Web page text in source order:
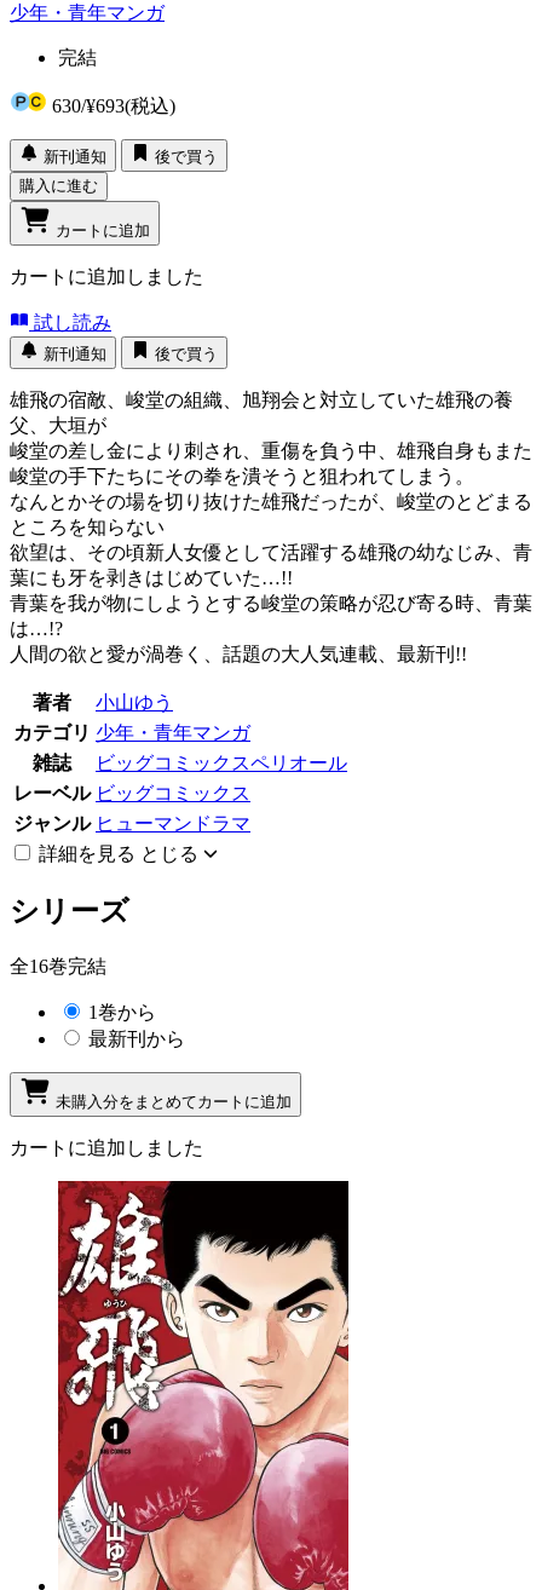
少年・青年マンガ
完結
630/¥693(税込)
新刊通知
後で買う
購入に進む
カートに追加
カートに追加しました
試し読み
新刊通知 後で買う
雄飛の宿敵、峻堂の組織、旭翔会と対立していた雄飛の養
父、大垣が
峻堂の差し金により刺され、重傷を負う中、雄飛自身もまた
峻堂の手下たちにその拳を潰そうと狙われてしまう。
なんとかその場を切り抜けた雄飛だったが、峻堂のとどまる
ところを知らない
欲望は、その頃新人女優として活躍する雄飛の幼なじみ、青
葉にも牙を剥きはじめていた…!!
青葉を我が物にしようとする峻堂の策略が忍び寄る時、青葉
は…!?
人間の欲と愛が渦巻く、話題の大人気連載、最新刊!!
著者
小山ゆう
カテゴリ 少年・青年マンガ
雑誌
ビッグコミックスペリオール
レーベル ビッグコミックス
ジャンル ヒューマンドラマ
詳細を見る とじる
シリーズ
全16巻完結
1巻から
最新刊から
未購入分をまとめてカートに追加
カートに追加しました